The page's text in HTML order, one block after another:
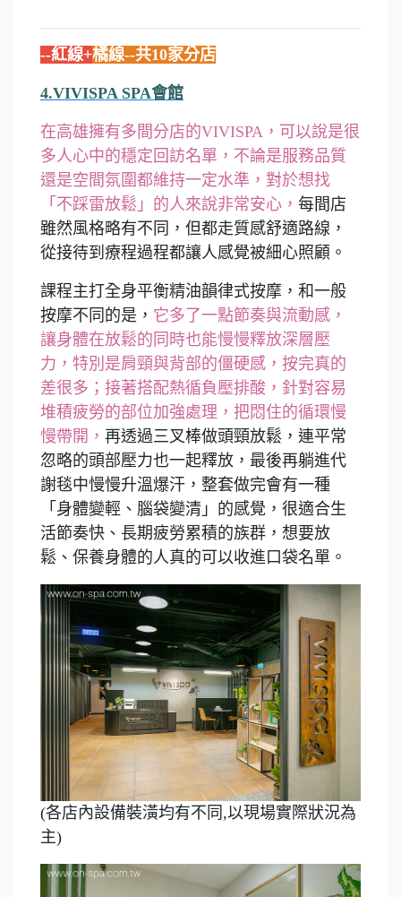
--紅線+橘線--共10家分店
4.VIVISPA SPA會館
在高雄擁有多間分店的VIVISPA，可以說是很
多人心中的穩定回訪名單，不論是服務品質
還是空間氛圍都維持一定水準，對於想找
「不踩雷放鬆」的人來說非常安心， 每間店
雖然風格略有不同，但都走質感舒適路線，
從接待到療程過程都讓人感覺被細心照顧。
課程主打全身平衡精油韻律式按摩，和一般
按摩不同的是， 它多了一點節奏與流動感，
讓身體在放鬆的同時也能慢慢釋放深層壓
力，特別是肩頸與背部的僵硬感，按完真的
差很多；接著搭配熱循負壓排酸，針對容易
堆積疲勞的部位加強處理，把悶住的循環慢
慢帶開， 再透過三叉棒做頭頸放鬆，連平常
忽略的頭部壓力也一起釋放，最後再躺進代
謝毯中慢慢升溫爆汗，整套做完會有一種
「身體變輕、腦袋變清」的感覺，很適合生
活節奏快、長期疲勞累積的族群，想要放
鬆、保養身體的人真的可以收進口袋名單。
(各店內設備裝潢均有不同,以現場實際狀況為
主)